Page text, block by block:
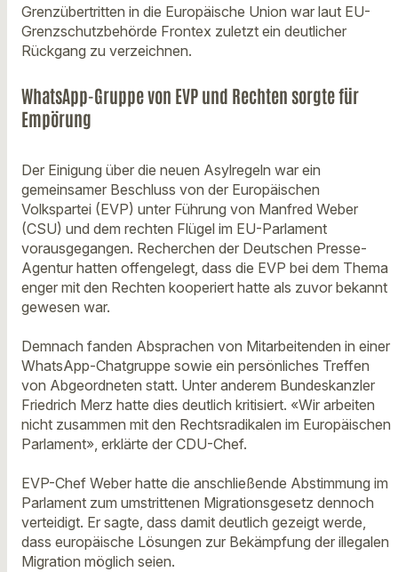
Grenzübertritten in die Europäische Union war laut EU-
Grenzschutzbehörde Frontex zuletzt ein deutlicher
Rückgang zu verzeichnen.
WhatsApp-Gruppe von EVP und Rechten sorgte für
Empörung
Der Einigung über die neuen Asylregeln war ein
gemeinsamer Beschluss von der Europäischen
Volkspartei (EVP) unter Führung von Manfred Weber
(CSU) und dem rechten Flügel im EU-Parlament
vorausgegangen. Recherchen der Deutschen Presse-
Agentur hatten offengelegt, dass die EVP bei dem Thema
enger mit den Rechten kooperiert hatte als zuvor bekannt
gewesen war.
Demnach fanden Absprachen von Mitarbeitenden in einer
WhatsApp-Chatgruppe sowie ein persönliches Treffen
von Abgeordneten statt. Unter anderem Bundeskanzler
Friedrich Merz hatte dies deutlich kritisiert. «Wir arbeiten
nicht zusammen mit den Rechtsradikalen im Europäischen
Parlament», erklärte der CDU-Chef.
EVP-Chef Weber hatte die anschließende Abstimmung im
Parlament zum umstrittenen Migrationsgesetz dennoch
verteidigt. Er sagte, dass damit deutlich gezeigt werde,
dass europäische Lösungen zur Bekämpfung der illegalen
Migration möglich seien.